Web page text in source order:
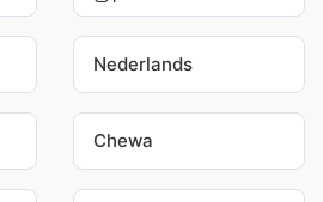
Nederlands
Chewa